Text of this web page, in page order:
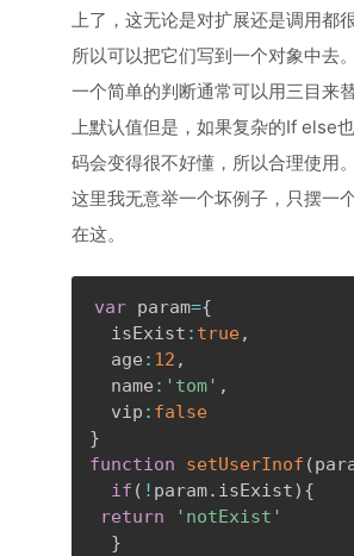
上了，这无论是对扩展还是调用都很
所以可以把它们写到一个对象中去。
一个简单的判断通常可以用三目来
上默认值但是，如果复杂的If else
码会变得很不好懂，所以合理使用。
这里我无意举一个坏例子，只摆一
在这。
var param={
  isExist
: true,
  age
: 12 ,
  name
: 'tom' ,
  vip
: false
}
function
setUserInof (
if ( ! param. isExist) {
return
'notExist'
}